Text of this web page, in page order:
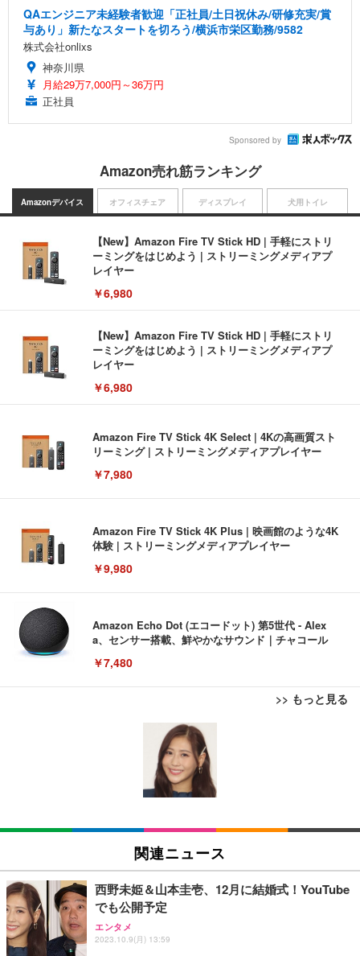
QAエンジニア未経験者歓迎「正社員/土日祝休み/研修充実/賞
与あり」新たなスタートを切ろう/横浜市栄区勤務/9582
株式会社onlixs
神奈川県
月給29万7,000円～36万円
正社員
Sponsored by
Amazon売れ筋ランキング
Amazonデバイス
【New】Amazon Fire TV Stick HD | 手軽にストリ
ーミングをはじめよう | ストリーミングメディアプ
レイヤー
￥6,980
【New】Amazon Fire TV Stick HD | 手軽にストリ
ーミングをはじめよう | ストリーミングメディアプ
レイヤー
￥6,980
Amazon Fire TV Stick 4K Select | 4Kの高画質スト
リーミング | ストリーミングメディアプレイヤー
￥7,980
Amazon Fire TV Stick 4K Plus | 映画館のような4K
体験 | ストリーミングメディアプレイヤー
￥9,980
Amazon Echo Dot (エコードット) 第5世代 - Alex
a、センサー搭載、鮮やかなサウンド｜チャコール
￥7,480
>> もっと見る
オフィスチェア
[EdoErgo] オフィスチェア 椅子 テレワーク 疲れな
い 跳ね上げ式アームレスト コンパクト 約105度ロッ
キング pc 事務椅子 360度回転 座面昇降 強化ナイロ
ン樹脂ベース 通気性メッシュ 在宅ワーク H-WY01
(黒網+黒枠+黒足)
SIHOO B100 オフィスチェア／デスクチェア メッシ
ュチェア 人間工学 疲れない ブラック
￥27,999
Sezlife オフィスチェア デスクチェア 疲れない テレ
ワーク チェア 強化バックレスト 30度ロッキング機
能 人間工学 椅子 腰サポート 90度跳ね上げ式アーム
ディスプレイ
EIZO ビジネス向けプレミアムモニター | FlexScan
EV3240X-WT | 31.5型4K UHD・USB Type-C・ホワ
EIZO ビジネス向けプレミアムモニター | FlexScan
￥109,572
【純正品】27"ゲーミングモニター DualSense 充電
フック付き（CFI-ZDM1J）
犬用トイレ
Amazonベーシック ペットシーツ 薄型 レギュラー 1
回使い捨て 無香料 ホワイト 300枚
Amazonベーシック ペットシーツ 厚型 ワイド 42枚
x2袋(84枚) ホワイト(吸収面:ライトブルー)
￥3,234
ネオ・ルーライフ ネオ・オムツ L 中型犬用 26枚入
り 単品
関連ニュース
西野未姫＆山本圭壱、12月に結婚式！YouTube
でも公開予定
エンタメ
2023.10.9(月) 13:59